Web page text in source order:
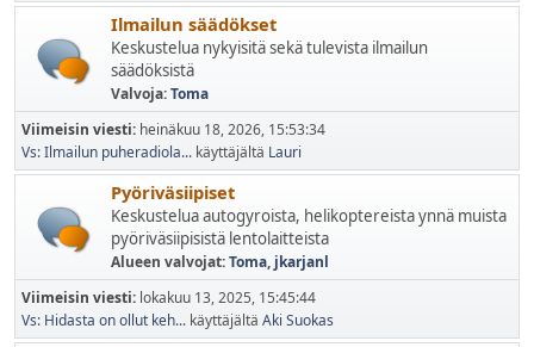
Ilmailun säädökset
Keskustelua nykyisitä sekä tulevista ilmailun
säädöksistä
Valvoja:Toma
Viimeisin viesti: heinäkuu 18, 2026, 15:53:34
Vs: Ilmailun puheradiola... käyttäjältä Lauri
Pyöriväsiipiset
Keskustelua autogyroista, helikoptereista ynnä muista
pyöriväsiipisistä lentolaitteista
Alueen valvojat:Toma, jkarjanl
Viimeisin viesti: lokakuu 13, 2025, 15:45:44
Vs: Hidasta on ollut keh... käyttäjältä Aki Suokas